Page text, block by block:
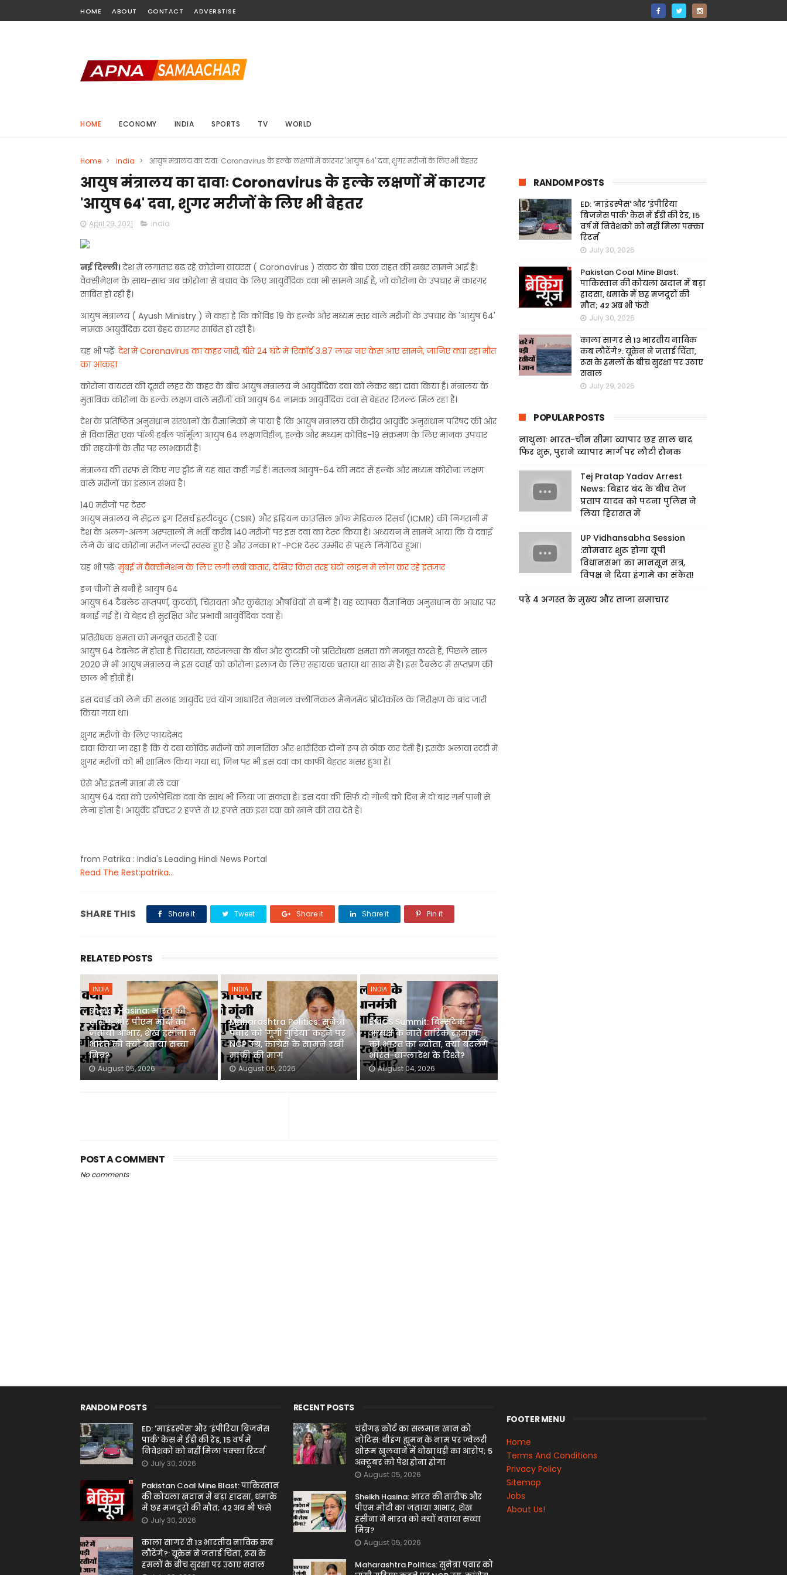
HOME ABOUT CONTACT ADVERSTISE
HOME ECONOMY INDIA SPORTS TV WORLD
Home > india > आयुष मंत्रालय का दावाः Coronavirus के हल्के लक्षणों में कारगर 'आयुष 64' दवा, शुगर मरीजों के लिए भी बेहतर
आयुष मंत्रालय का दावाः Coronavirus के हल्के लक्षणों में कारगर
'आयुष 64' दवा, शुगर मरीजों के लिए भी बेहतर
April 29, 2021 india
नई दिल्ली।देश में लगातार बढ़ रहे कोरोना वायरस ( Coronavirus ) संकट के बीच एक राहत की खबर सामने आई है।
वैक्सीनेशन के साथ-साथ अब कोरोना से बचाव के लिए आयुर्वेदिक दवा भी सामने आई है, जो कोरोना के उपचार में कारगर
साबित हो रही है।
आयुष मंत्रालय ( Ayush Ministry ) ने कहा है कि कोविड 19 के हल्के और मध्यम स्तर वाले मरीजों के उपचार के 'आयुष 64'
नामक आयुर्वेदिक दवा बेहद कारगर साबित हो रही है।
यह भी पढ़ेँःदेश में Coronavirus का कहर जारी, बीते 24 घंटे में रिकॉर्ड 3.87 लाख नए केस आए सामने, जानिए क्या रहा मौत
का आंकड़ा
कोरोना वायरस की दूसरी लहर के कहर के बीच आयुष मंत्रालय ने आयुर्वेदिक दवा को लेकर बड़ा दावा किया है। मंत्रालय के
मुताबिक कोरोना के हल्के लक्षण वाले मरीजों को आयुष 64 नामक आयुर्वेदिक दवा से बेहतर रिजल्ट मिल रहा है।
देश के प्रतिष्ठित अनुसंधान संस्थानों के वैज्ञानिकों ने पाया है कि आयुष मंत्रालय की केंद्रीय आयुर्वेद अनुसंधान परिषद की ओर
से विकसित एक पॉली हर्बल फॉर्मूला आयुष 64 लक्षणविहीन, हल्के और मध्यम कोविड-19 संक्रमण के लिए मानक उपचार
की सहयोगी के तौर पर लाभकारी है।
मंत्रालय की तरफ से किए गए ट्वीट में यह बात कही गई है। मतलब आयुष-64 की मदद से हल्के और मध्यम कोरोना लक्षण
वाले मरीजों का इलाज संभव है।
140 मरीजों पर टेस्ट
आयुष मंत्रालय ने सेंट्रल ड्रग रिसर्च इंस्टीट्यूट (CSIR) और इंडियन काउंसिल ऑफ मेडिकल रिसर्च (ICMR) की निगरानी में
देश के अलग-अलग अस्पतालों में भर्ती करीब 140 मरीजों पर इस दवा का टेस्ट किया है। अध्ययन में सामने आया कि ये दवाई
लेने के बाद कोरोना मरीज जल्दी स्वस्थ हुए हैं और उनका RT-PCR टेस्ट उम्मीद से पहले निगेटिव हुआ।
यह भी पढ़ेंःमुंबई में वैक्सीनेशन के लिए लगी लंबी कतार, देखिए किस तरह घंटों लाइन में लोग कर रहे इंतजार
इन चीजों से बनी है आयुष 64
आयुष 64 टैबलेट सप्तपर्ण, कुटकी, चिरायता और कुबेराक्ष औषधियों से बनी है। यह व्यापक वैज्ञानिक अनुसंधान के आधार पर
बनाई गई है। ये बेहद ही सुरक्षित और प्रभावी आयुर्वेदिक दवा है।
प्रतिरोधक क्षमता को मजबूत करती है दवा
आयुष 64 टेबलेट में होता है चिरायता, करंजलता के बीज और कुटकी जो प्रतिरोधक क्षमता को मजबूत करते हैं, पिछले साल
2020 में भी आयुष मंत्रालय ने इस दवाई को कोरोना इलाज के लिए सहायक बताया था साथ में है। इस टैबलेट में सप्तप्रण की
छाल भी होती है।
इस दवाई को लेने की सलाह आयुर्वेद एवं योग आधारित नेशनल क्लीनिकल मैनेजमेंट प्रोटोकॉल के निरीक्षण के बाद जारी
किया गया था।
शुगर मरीजों के लिए फायदेमंद
दावा किया जा रहा है कि ये दवा कोविड मरीजों को मानसिक और शारीरिक दोनों रूप से ठीक कर देती है। इसके अलावा स्टडी में
शुगर मरीजों को भी शामिल किया गया था, जिन पर भी इस दवा का काफी बेहतर असर हुआ है।
ऐसे और इतनी मात्रा में लें दवा
आयुष 64 दवा को एलोपैथिक दवा के साथ भी लिया जा सकता है। इस दवा की सिर्फ दो गोली को दिन में दो बार गर्म पानी से
लेना होता है। आयुर्वेद डॉक्टर 2 हफ्ते से 12 हफ्ते तक इस दवा को खाने की राय देते हैं।
from Patrika : India's Leading Hindi News Portal
Read The Rest:patrika...
SHARE THIS Share it Tweet Share it Share it Pin it
RELATED POSTS
INDIA
Sheikh Hasina: भारत की
तारीफ और पीएम मोदी का
जताया आभार, शेख हसीना ने
भारत को क्यों बताया सच्चा
मित्र?
August 05, 2026
INDIA
Maharashtra Politics: सुनेत्रा
पवार को 'गूंगी गुड़िया' कहने पर
NCP उग्र, कांग्रेस के सामने रखी
माफी की मांग
August 05, 2026
INDIA
BRICS Summit: बिम्सटेक
अध्यक्ष के नाते तारिक रहमान
को भारत का न्योता, क्या बदलेंगे
भारत-बांग्लादेश के रिश्ते?
August 04, 2026
POST A COMMENT
No comments
RANDOM POSTS
ED: 'माइंडस्पेस' और 'इंपीरिया
बिजनेस पार्क' केस में ईडी की रेड, 15
वर्ष में निवेशकों को नहीं मिला पक्का
रिटर्न
July 30, 2026
Pakistan Coal Mine Blast:
पाकिस्तान की कोयला खदान में बड़ा
हादसा, धमाके में छह मजदूरों की
मौत; 42 अब भी फंसे
July 30, 2026
काला सागर से 13 भारतीय नाविक
कब लौटेंगे?: यूक्रेन ने जताई चिंता,
रूस के हमलों के बीच सुरक्षा पर उठाए
सवाल
July 29, 2026
POPULAR POSTS
नाथुलाः भारत-चीन सीमा व्यापार छह साल बाद
फिर शुरू, पुराने व्यापार मार्ग पर लौटी रौनक
Tej Pratap Yadav Arrest
News: बिहार बंद के बीच तेज
प्रताप यादव को पटना पुलिस ने
लिया हिरासत में
UP Vidhansabha Session
:सोमवार शुरू होगा यूपी
विधानसभा का मानसून सत्र,
विपक्ष ने दिया हंगामे का संकेत!
पढ़ें 4 अगस्त के मुख्य और ताजा समाचार
RANDOM POSTS
ED: 'माइंडस्पेस' और 'इंपीरिया बिजनेस
पार्क' केस में ईडी की रेड, 15 वर्ष में
निवेशकों को नहीं मिला पक्का रिटर्न
July 30, 2026
Pakistan Coal Mine Blast: पाकिस्तान
की कोयला खदान में बड़ा हादसा, धमाके
में छह मजदूरों की मौत; 42 अब भी फंसे
July 30, 2026
काला सागर से 13 भारतीय नाविक कब
लौटेंगे?: यूक्रेन ने जताई चिंता, रूस के
हमलों के बीच सुरक्षा पर उठाए सवाल
RECENT POSTS
चंडीगढ़ कोर्ट का सलमान खान को
नोटिस: बीइंग ह्यूमन के नाम पर ज्वेलरी
शोरूम खुलवाने में धोखाधड़ी का आरोप; 5
अक्टूबर को पेश होना होगा
August 05, 2026
Sheikh Hasina: भारत की तारीफ और
पीएम मोदी का जताया आभार, शेख
हसीना ने भारत को क्यों बताया सच्चा
मित्र?
August 05, 2026
Maharashtra Politics: सुनेत्रा पवार को
FOOTER MENU
Home
Terms And Conditions
Privacy Policy
Sitemap
Jobs
About Us!